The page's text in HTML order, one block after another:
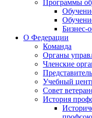
Программы
Бизнес-
О Федерации
Команда
Органы
Членские
Учебный
Совет
История